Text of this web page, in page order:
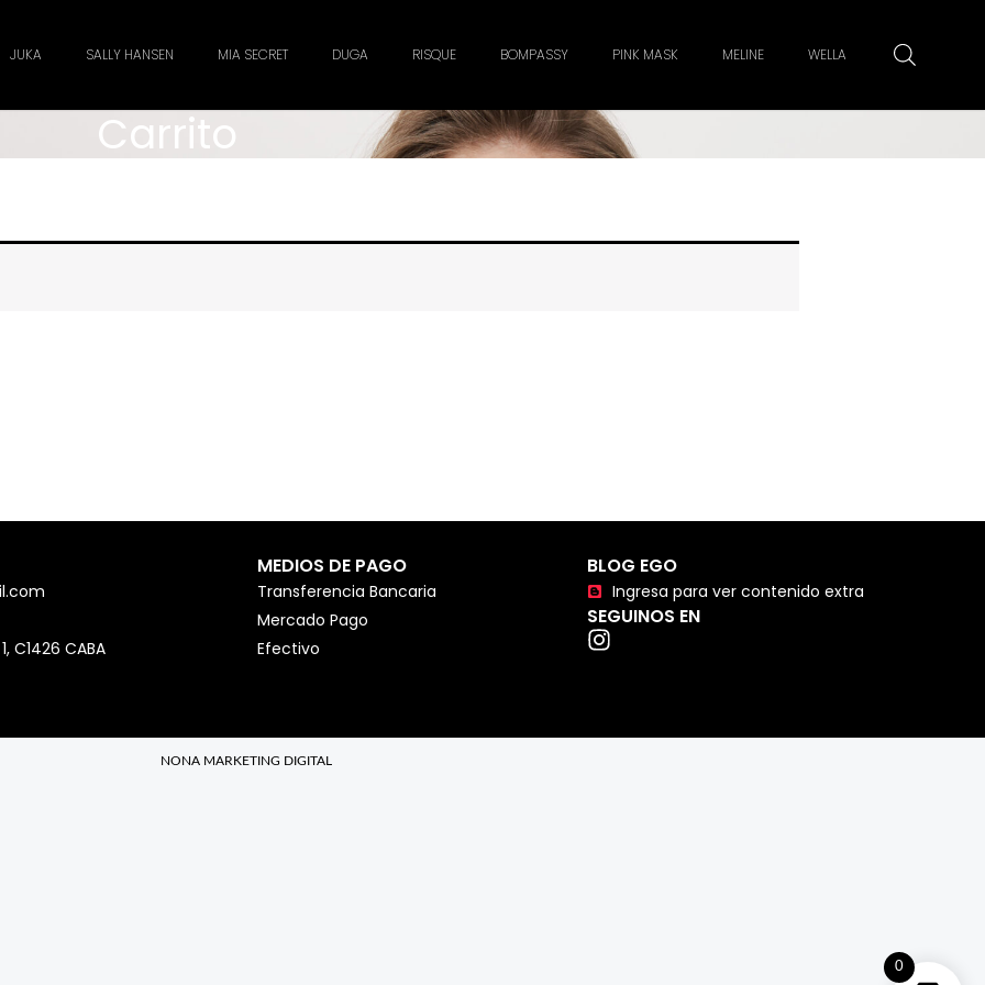
JUKA SALLY HANSEN MIA SECRET DUGA RISQUE BOMPASSY PINK MASK MELINE WELLA
Carrito
C1426 CABA
MEDIOS DE PAGO
Transferencia Bancaria
Mercado Pago
Efectivo
BLOG EGO
Ingresa para ver contenido extra
SEGUINOS EN
NONA MARKETING DIGITAL
0